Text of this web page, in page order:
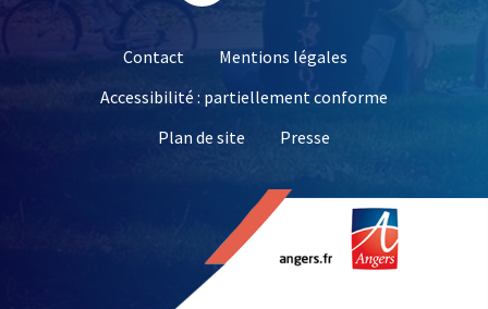
Contact
Mentions légales
Accessibilité : partiellement conforme
Plan de site
Presse